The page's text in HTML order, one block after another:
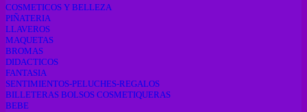
COSMETICOS Y BELLEZA
PIÑATERIA
LLAVEROS
MAQUETAS
BROMAS
DIDACTICOS
FANTASIA
SENTIMIENTOS-PELUCHES-REGALOS
BILLETERAS BOLSOS COSMETIQUERAS
BEBE